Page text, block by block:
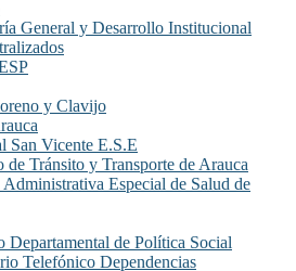
General y Desarrollo Institucional
y Clavijo
San Vicente E.S.E
de Tránsito y Transporte de Arauca
Especial de Salud de
Departamental de Política Social
Telefónico Dependencias